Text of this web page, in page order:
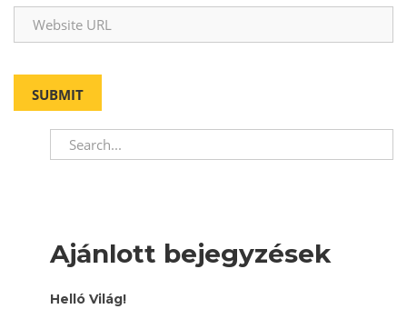
Ajánlott bejegyzések
Helló Világ!